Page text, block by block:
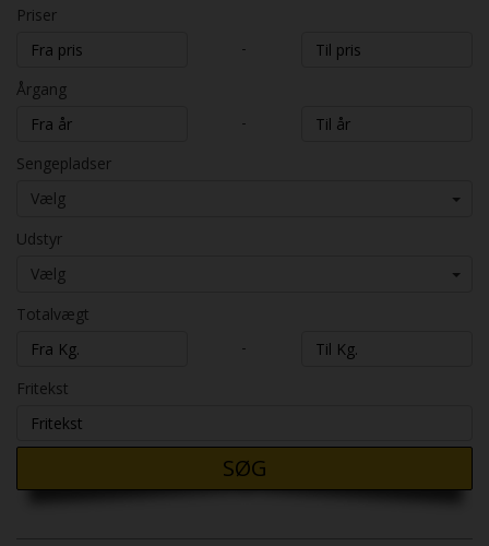
Priser
-
Årgang
-
Sengepladser
Vælg
Udstyr
Vælg
Totalvægt
-
Fritekst
SØG